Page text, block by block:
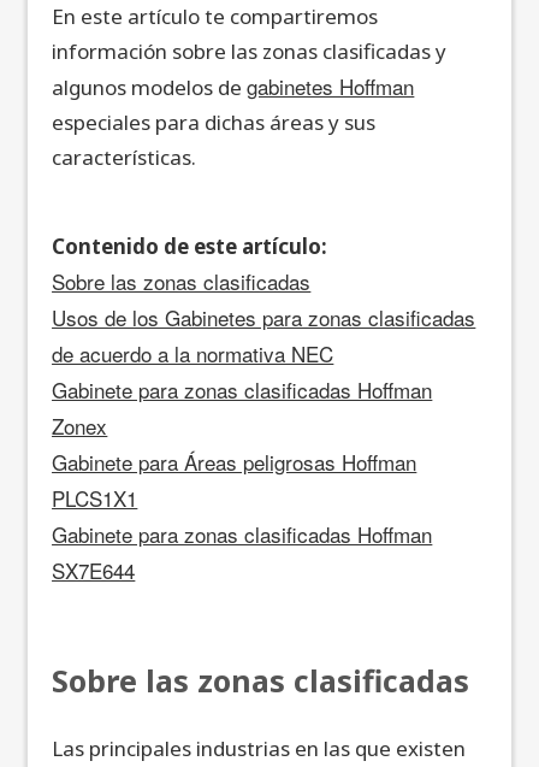
En este artículo te compartiremos
información sobre las zonas clasificadas y
algunos modelos degabinetes Hoffman
especiales para dichas áreas y sus
características.
Contenido de este artículo:
Sobre las zonas clasificadas
Usos de los Gabinetes para zonas clasificadas
de acuerdo a la normativa NEC
Gabinete para zonas clasificadas Hoffman
Zonex
Gabinete para Áreas peligrosas Hoffman
PLCS1X1
Gabinete para zonas clasificadas Hoffman
SX7E644
Sobre las zonas clasificadas
Las principales industrias en las que existen